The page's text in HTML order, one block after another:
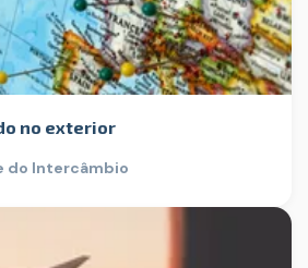
no exterior
do Intercâmbio